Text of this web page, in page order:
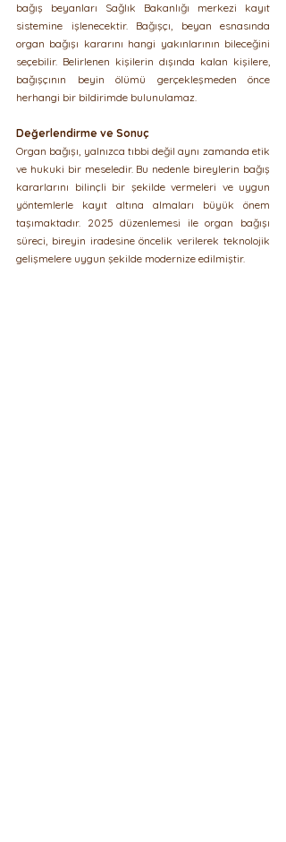
bağış beyanları Sağlık Bakanlığı merkezi kayıt
sistemine işlenecektir. Bağışçı, beyan esnasında
organ bağışı kararını hangi yakınlarının bileceğini
seçebilir. Belirlenen kişilerin dışında kalan kişilere,
bağışçının beyin ölümü gerçekleşmeden önce
herhangi bir bildirimde bulunulamaz.
Değerlendirme ve Sonuç
Organ bağışı, yalnızca tıbbi değil aynı zamanda etik
ve hukuki bir meseledir. Bu nedenle bireylerin bağış
kararlarını bilinçli bir şekilde vermeleri ve uygun
yöntemlerle kayıt altına almaları büyük önem
taşımaktadır. 2025 düzenlemesi ile organ bağışı
süreci, bireyin iradesine öncelik verilerek teknolojik
gelişmelere uygun şekilde modernize edilmiştir.